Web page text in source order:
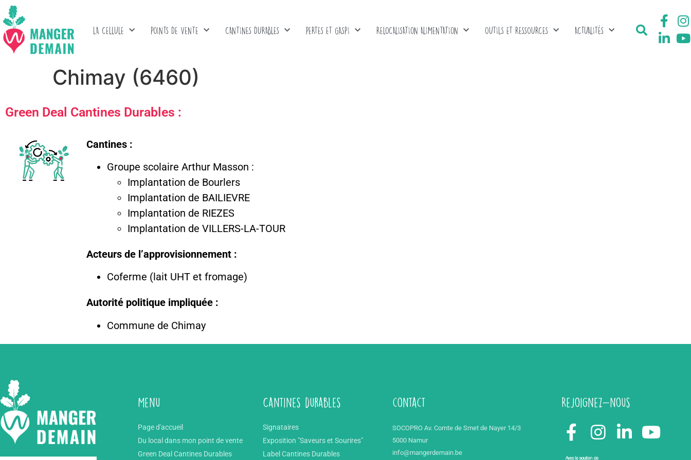
LA CELLULE POINTS DE VENTE CANTINES DURABLES PERTES ET GASPI RELOCALISATION ALIMENTATION OUTILS ET RESSOURCES ACTUALITÉS
Chimay (6460)
Green Deal Cantines Durables :
Cantines :
Groupe scolaire Arthur Masson :
Implantation de Bourlers
Implantation de BAILIEVRE
Implantation de RIEZES
Implantation de VILLERS-LA-TOUR
Acteurs de l’approvisionnement :
Coferme (lait UHT et fromage)
Autorité politique impliquée :
Commune de Chimay
Menu
Page d'accueil
Du local dans mon point de vente
Green Deal Cantines Durables
Cantines durables
Signataires
Exposition "Saveurs et Sourires"
Label Cantines Durables
contact
SOCOPRO Av. Comte de Smet de Nayer 14/3
5000 Namur
info@mangerdemain.be
Rejoignez-nous